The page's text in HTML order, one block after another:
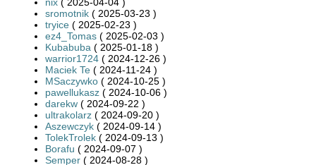
sromotnik ( 2025-03-23 )
tryice ( 2025-02-23 )
ez4_Tomas ( 2025-02-03 )
Kubabuba ( 2025-01-18 )
warrior1724 ( 2024-12-26 )
Maciek Te ( 2024-11-24 )
MSaczywko ( 2024-10-25 )
pawellukasz ( 2024-10-06 )
darekw ( 2024-09-22 )
ultrakolarz ( 2024-09-20 )
Aszewczyk ( 2024-09-14 )
TolekTrolek ( 2024-09-13 )
Borafu ( 2024-09-07 )
Semper ( 2024-08-28 )